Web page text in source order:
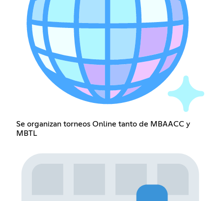
Se organizan torneos Online tanto de MBAACC y
MBTL